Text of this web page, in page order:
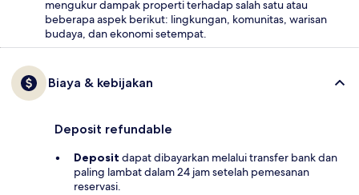
mengukur dampak properti terhadap salah satu atau
beberapa aspek berikut: lingkungan, komunitas, warisan
budaya, dan ekonomi setempat.
Biaya & kebijakan
Deposit refundable
Deposit dapat dibayarkan melalui transfer bank dan
paling lambat dalam 24 jam setelah pemesanan
reservasi.